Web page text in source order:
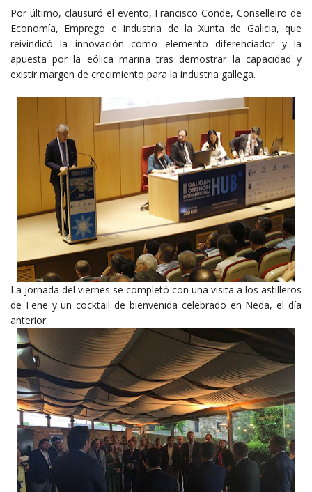
Por último, clausuró el evento, Francisco Conde, Conselleiro de
Economía, Emprego e Industria de la Xunta de Galicia, que
reivindicó la innovación como elemento diferenciador y la
apuesta por la eólica marina tras demostrar la capacidad y
existir margen de crecimiento para la industria gallega.
La jornada del viernes se completó con una visita a los astilleros
de Fene y un cocktail de bienvenida celebrado en Neda, el día
anterior.